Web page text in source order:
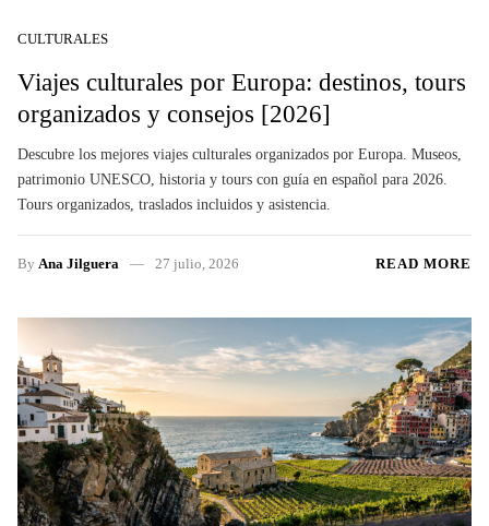
CULTURALES
Viajes culturales por Europa: destinos, tours
organizados y consejos [2026]
Descubre los mejores viajes culturales organizados por Europa. Museos,
patrimonio UNESCO, historia y tours con guía en español para 2026.
Tours organizados, traslados incluidos y asistencia.
By Ana Jilguera 27 julio, 2026 READ MORE